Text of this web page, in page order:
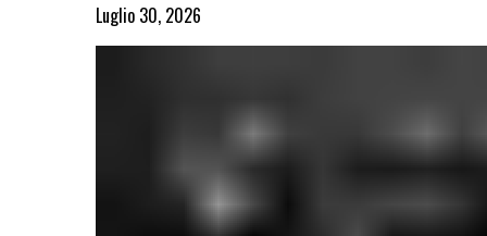
Luglio 30, 2026